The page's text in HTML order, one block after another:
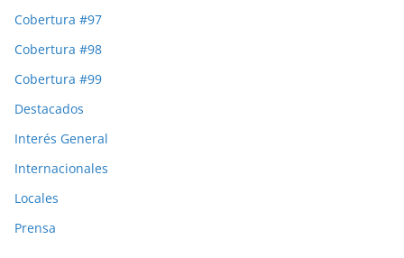
Cobertura #97
Cobertura #98
Cobertura #99
Destacados
Interés General
Internacionales
Locales
Prensa